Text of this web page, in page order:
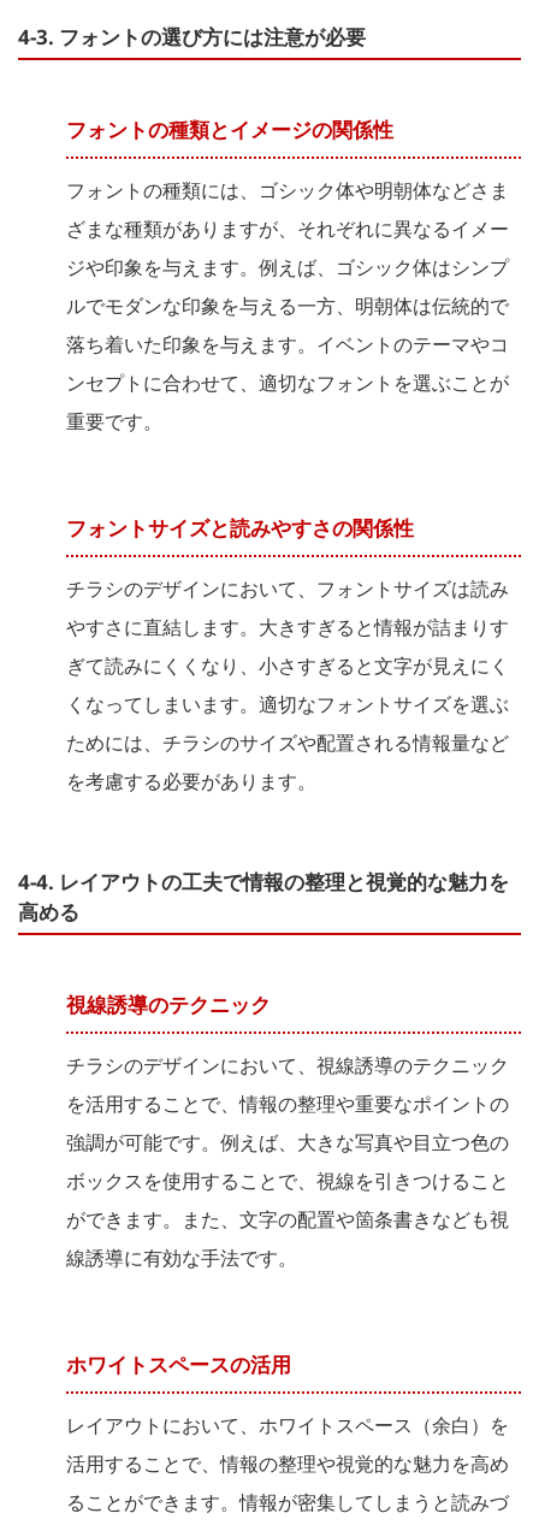
4-3. フォントの選び方には注意が必要
フォントの種類とイメージの関係性
フォントの種類には、ゴシック体や明朝体などさま
ざまな種類がありますが、それぞれに異なるイメー
ジや印象を与えます。例えば、ゴシック体はシンプ
ルでモダンな印象を与える一方、明朝体は伝統的で
落ち着いた印象を与えます。イベントのテーマやコ
ンセプトに合わせて、適切なフォントを選ぶことが
重要です。
フォントサイズと読みやすさの関係性
チラシのデザインにおいて、フォントサイズは読み
やすさに直結します。大きすぎると情報が詰まりす
ぎて読みにくくなり、小さすぎると文字が見えにく
くなってしまいます。適切なフォントサイズを選ぶ
ためには、チラシのサイズや配置される情報量など
を考慮する必要があります。
4-4. レイアウトの工夫で情報の整理と視覚的な魅力を
高める
視線誘導のテクニック
チラシのデザインにおいて、視線誘導のテクニック
を活用することで、情報の整理や重要なポイントの
強調が可能です。例えば、大きな写真や目立つ色の
ボックスを使用することで、視線を引きつけること
ができます。また、文字の配置や箇条書きなども視
線誘導に有効な手法です。
ホワイトスペースの活用
レイアウトにおいて、ホワイトスペース（余白）を
活用することで、情報の整理や視覚的な魅力を高め
ることができます。情報が密集してしまうと読みづ